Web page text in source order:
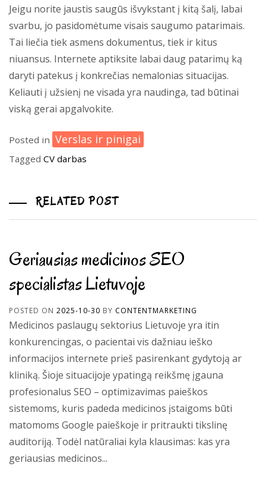
Jeigu norite jaustis saugūs išvykstant į kitą šalį, labai
svarbu, jo pasidomėtume visais saugumo patarimais.
Tai liečia tiek asmens dokumentus, tiek ir kitus
niuansus. Internete aptiksite labai daug patarimų ką
daryti patekus į konkrečias nemalonias situacijas.
Keliauti į užsienį ne visada yra naudinga, tad būtinai
viską gerai apgalvokite.
Posted in Verslas ir pinigai
Tagged CV darbas
RELATED POST
Geriausias medicinos SEO
specialistas Lietuvoje
POSTED ON 2025-10-30 BY CONTENTMARKETING
Medicinos paslaugų sektorius Lietuvoje yra itin
konkurencingas, o pacientai vis dažniau ieško
informacijos internete prieš pasirenkant gydytoją ar
kliniką. Šioje situacijoje ypatingą reikšmę įgauna
profesionalus SEO – optimizavimas paieškos
sistemoms, kuris padeda medicinos įstaigoms būti
matomoms Google paieškoje ir pritraukti tikslinę
auditoriją. Todėl natūraliai kyla klausimas: kas yra
geriausias medicinos...